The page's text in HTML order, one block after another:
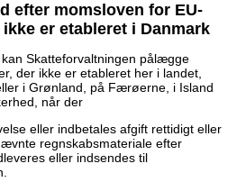
efter momsloven for EU-
er etableret i Danmark
Skatteforvaltningen pålægge
der ikke er etableret her i landet,
i Grønland, på Færøerne, i Island
når der
eller indbetales afgift rettidigt eller
regnskabsmateriale efter
eller indsendes til